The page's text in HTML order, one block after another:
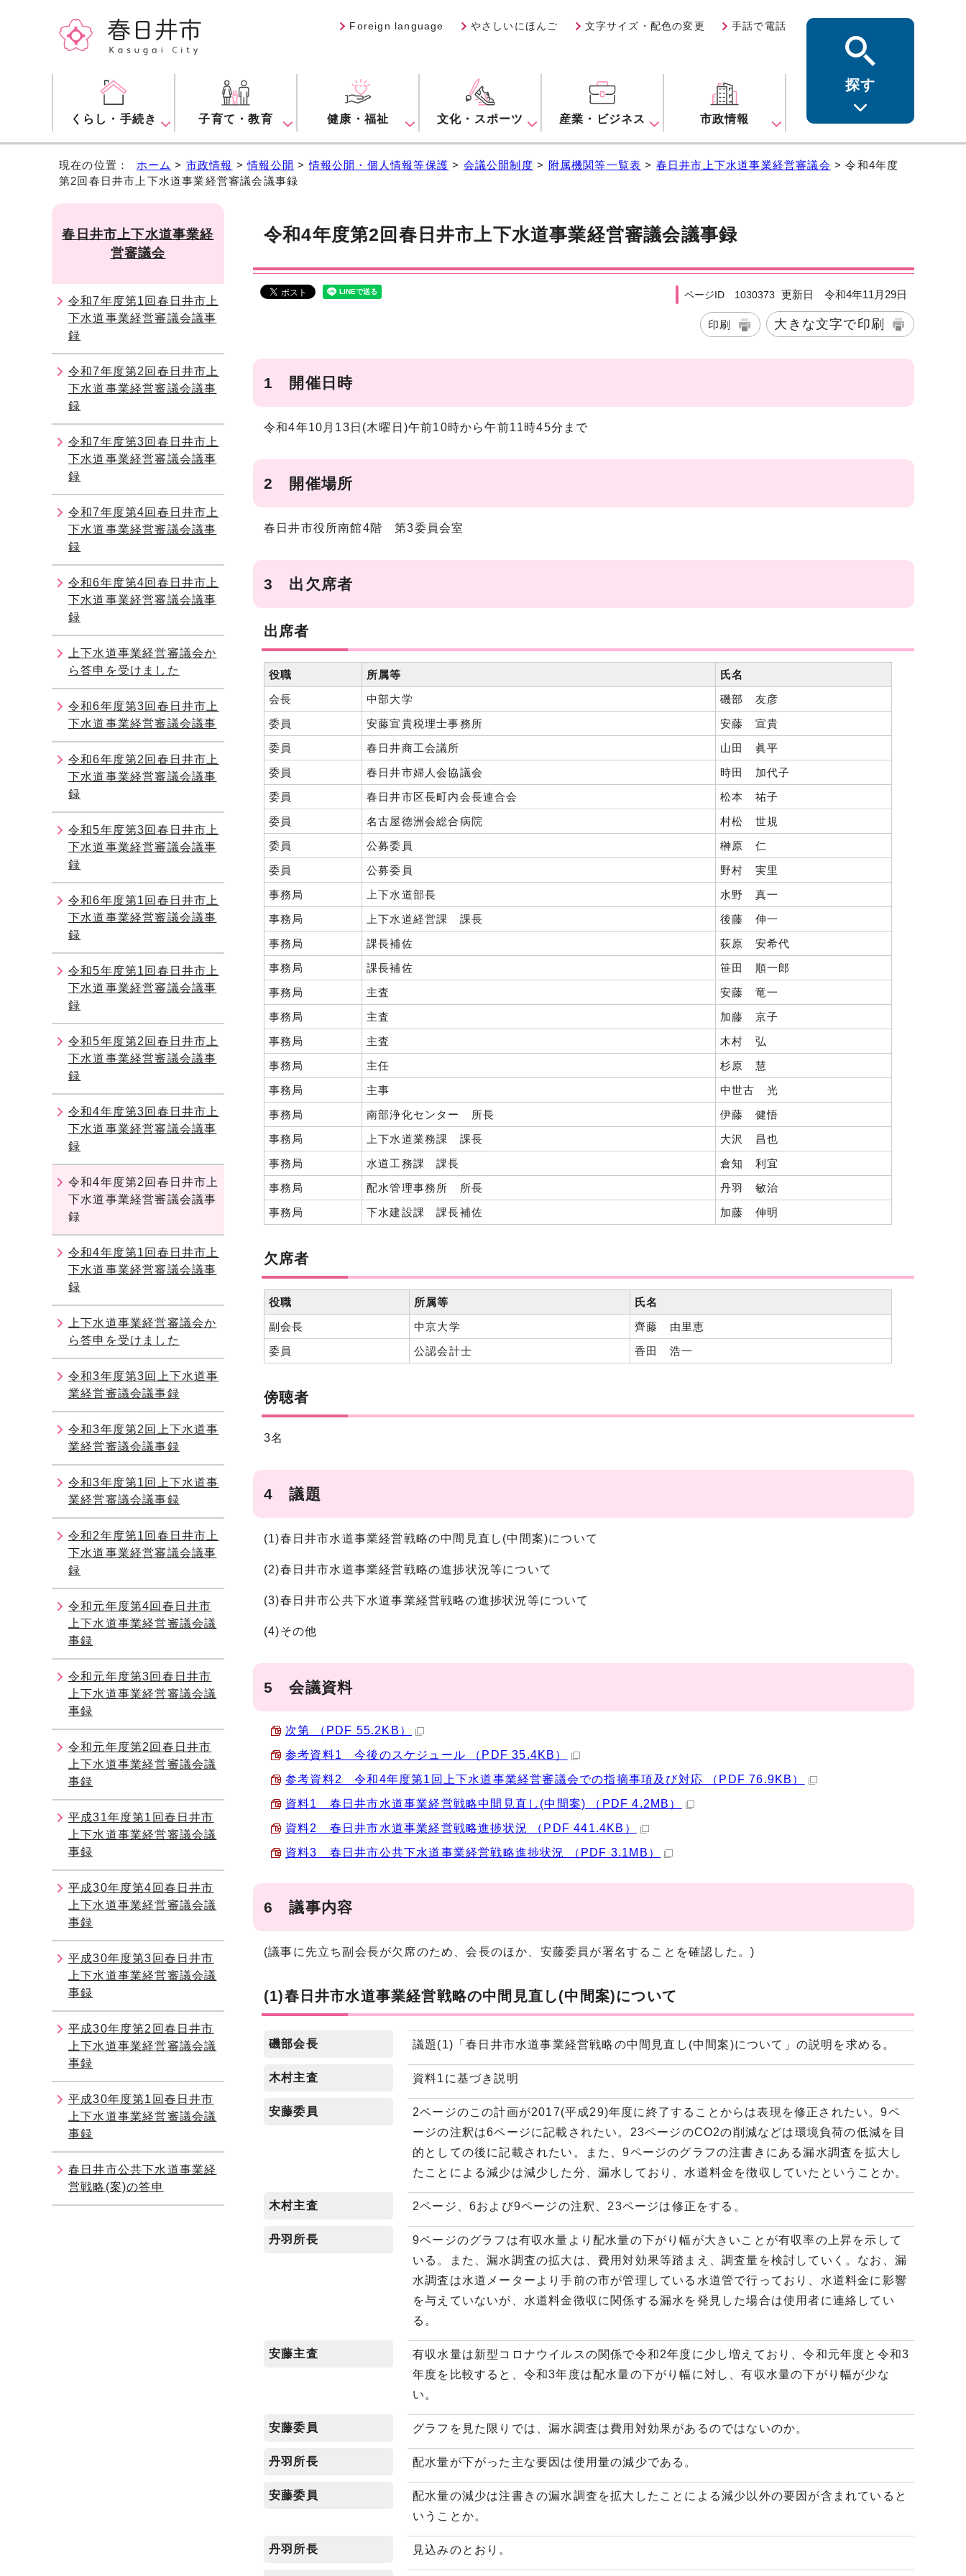
Foreign language やさしいにほんご 文字サイズ・配色の変更 手話で電話
くらし・手続き 子育て・教育 健康・福祉 文化・スポーツ 産業・ビジネス 市政情報
探す
現在の位置： ホーム > 市政情報 >情報公開 >情報公開・個人情報等保護 > 会議公開制度 > 附属機関等一覧表 > 春日井市上下水道事業経営審議会 > 令和4年度
第2回春日井市上下水道事業経営審議会議事録
令和4年度第2回春日井市上下水道事業経営審議会議事録
ページID 1030373 更新日 令和4年11月29日
印刷 大きな文字で印刷
1 開催日時
令和4年10月13日(木曜日)午前10時から午前11時45分まで
2 開催場所
春日井市役所南館4階 第3委員会室
3 出欠席者
出席者
役職 所属等
氏名
会長
中部大学
磯部 友彦
委員
安藤宣貴税理士事務所
安藤 宣貴
委員
春日井商工会議所
山田 眞平
委員
春日井市婦人会協議会
時田 加代子
委員
春日井市区長町内会長連合会
松本 祐子
委員
名古屋徳洲会総合病院
村松 世規
委員
公募委員
榊原 仁
委員
公募委員
野村 実里
事務局
上下水道部長
水野 真一
事務局
上下水道経営課 課長
後藤 伸一
事務局
課長補佐
荻原 安希代
事務局
課長補佐
笹田 順一郎
事務局
主査
安藤 竜一
事務局
主査
加藤 京子
事務局
主査
木村 弘
事務局
主任
杉原 慧
事務局
主事
中世古 光
事務局
南部浄化センター 所長
伊藤 健悟
事務局
上下水道業務課 課長
大沢 昌也
事務局
水道工務課 課長
倉知 利宜
事務局
配水管理事務所 所長
丹羽 敏治
事務局
下水建設課 課長補佐 加藤 伸明
欠席者
役職 所属等
氏名
副会長
中京大学
齊藤 由里恵
委員
公認会計士 香田 浩一
傍聴者
3名
4 議題
(1)春日井市水道事業経営戦略の中間見直し(中間案)について
(2)春日井市水道事業経営戦略の進捗状況等について
(3)春日井市公共下水道事業経営戦略の進捗状況等について
(4)その他
5 会議資料
次第 （PDF 55.2KB）
参考資料1 今後のスケジュール （PDF 35.4KB）
参考資料2 令和4年度第1回上下水道事業経営審議会での指摘事項及び対応 （PDF 76.9KB）
資料1 春日井市水道事業経営戦略中間見直し(中間案) （PDF 4.2MB）
資料2 春日井市水道事業経営戦略進捗状況 （PDF 441.4KB）
資料3 春日井市公共下水道事業経営戦略進捗状況 （PDF 3.1MB）
6 議事内容
(議事に先立ち副会長が欠席のため、会長のほか、安藤委員が署名することを確認した。)
(1)春日井市水道事業経営戦略の中間見直し(中間案)について
磯部会長 議題(1)「春日井市水道事業経営戦略の中間見直し(中間案)について」の説明を求める。
木村主査 資料1に基づき説明
安藤委員
2ページのこの計画が2017(平成29)年度に終了することからは表現を修正されたい。9ペ
ージの注釈は6ページに記載されたい。23ページのCO2の削減などは環境負荷の低減を目
的としての後に記載されたい。また、9ページのグラフの注書きにある漏水調査を拡大し
たことによる減少は減少した分、漏水しており、水道料金を徴収していたということか。
木村主査 2ページ、6および9ページの注釈、23ページは修正をする。
丹羽所長
9ページのグラフは有収水量より配水量の下がり幅が大きいことが有収率の上昇を示して
いる。また、漏水調査の拡大は、費用対効果等踏まえ、調査量を検討していく。なお、漏
水調査は水道メーターより手前の市が管理している水道管で行っており、水道料金に影響
を与えていないが、水道料金徴収に関係する漏水を発見した場合は使用者に連絡してい
る。
安藤主査
有収水量は新型コロナウイルスの関係で令和2年度に少し増えており、令和元年度と令和3
年度を比較すると、令和3年度は配水量の下がり幅に対し、有収水量の下がり幅が少な
い。
安藤委員 グラフを見た限りでは、漏水調査は費用対効果があるのではないのか。
丹羽所長 配水量が下がった主な要因は使用量の減少である。
安藤委員
配水量の減少は注書きの漏水調査を拡大したことによる減少以外の要因が含まれていると
いうことか。
丹羽所長 見込みのとおり。
春日井市上下水道事業経
営審議会
令和7年度第1回春日井市上
下水道事業経営審議会議事
録
令和7年度第2回春日井市上
下水道事業経営審議会議事
録
令和7年度第3回春日井市上
下水道事業経営審議会議事
録
令和7年度第4回春日井市上
下水道事業経営審議会議事
録
令和6年度第4回春日井市上
下水道事業経営審議会議事
録
上下水道事業経営審議会か
ら答申を受けました
令和6年度第3回春日井市上
下水道事業経営審議会議事
令和6年度第2回春日井市上
下水道事業経営審議会議事
録
令和5年度第3回春日井市上
下水道事業経営審議会議事
録
令和6年度第1回春日井市上
下水道事業経営審議会議事
録
令和5年度第1回春日井市上
下水道事業経営審議会議事
録
令和5年度第2回春日井市上
下水道事業経営審議会議事
録
令和4年度第3回春日井市上
下水道事業経営審議会議事
録
令和4年度第2回春日井市上
下水道事業経営審議会議事
録
令和4年度第1回春日井市上
下水道事業経営審議会議事
録
上下水道事業経営審議会か
ら答申を受けました
令和3年度第3回上下水道事
業経営審議会議事録
令和3年度第2回上下水道事
業経営審議会議事録
令和3年度第1回上下水道事
業経営審議会議事録
令和2年度第1回春日井市上
下水道事業経営審議会議事
録
令和元年度第4回春日井市
上下水道事業経営審議会議
事録
令和元年度第3回春日井市
上下水道事業経営審議会議
事録
令和元年度第2回春日井市
上下水道事業経営審議会議
事録
平成31年度第1回春日井市
上下水道事業経営審議会議
事録
平成30年度第4回春日井市
上下水道事業経営審議会議
事録
平成30年度第3回春日井市
上下水道事業経営審議会議
事録
平成30年度第2回春日井市
上下水道事業経営審議会議
事録
平成30年度第1回春日井市
上下水道事業経営審議会議
事録
春日井市公共下水道事業経
営戦略(案)の答申